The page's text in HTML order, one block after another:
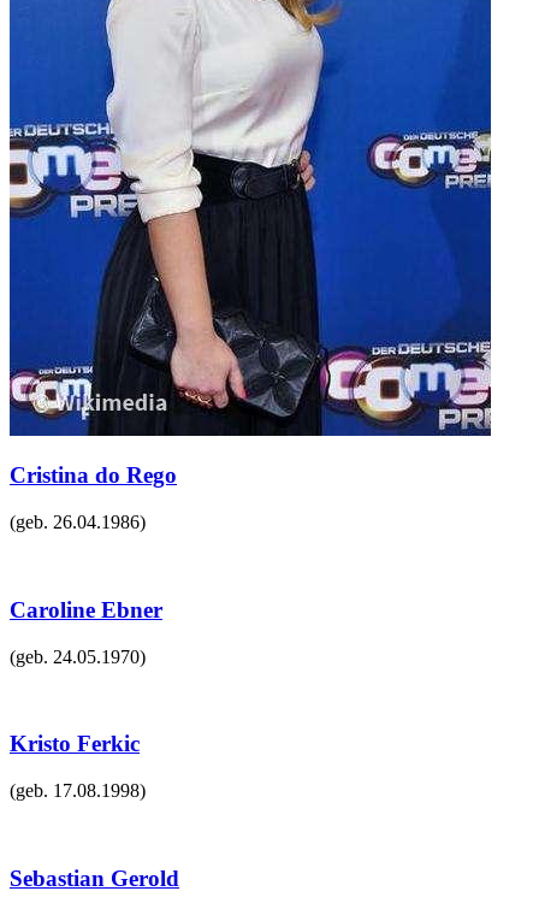
Cristina do Rego
(geb. 26.04.1986)
Caroline Ebner
(geb. 24.05.1970)
Kristo Ferkic
(geb. 17.08.1998)
Sebastian Gerold